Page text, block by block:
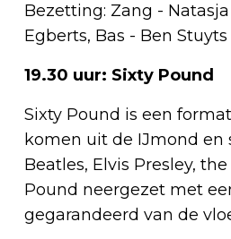
Bezetting: Zang -
Egberts, Bas - Ben Stuyts
19.30 uur: Sixty Pound
Sixty Pound is een
komen uit de IJmond en
Beatles, Elvis Presley,
Pound neergezet met
gegarandeerd van de